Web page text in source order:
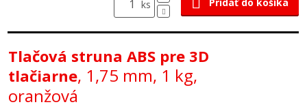
ks
Tlačová struna ABS pre 3D
tlačiarne, 1,75 mm, 1 kg,
oranžová